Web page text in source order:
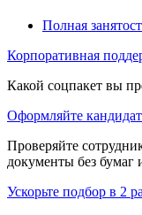
Полная
Корпоративная
Какой соцпакет вы
Оформляйте
Проверяйте
документы без бумаг
Ускорьте подбор в 2